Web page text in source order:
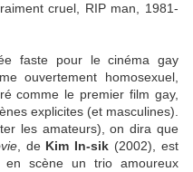
cruel, RIP man, 1981-
faste pour le cinéma gay
ouvertement homosexuel,
comme le premier film gay,
explicites (et masculines).
les amateurs), on dira que
, de Kim In-sik (2002), est
en scène un trio amoureux